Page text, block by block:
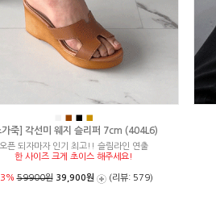
■ ■ ■
가죽] 각선미 웨지 슬리퍼 7cm (404L6)
오픈 되자마자 인기 최고!! 슬림라인 연출
한 사이즈 크게 초이스 해주세요!
59900원 39,900원 (리뷰: 579)